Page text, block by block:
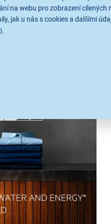
na webu pro zobrazení cílených
jak u nás s cookies a dalšími
.